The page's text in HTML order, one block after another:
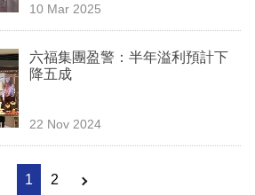
10 Mar 2025
六福集團盈警：半年溢利預計下
降五成
22 Nov 2024
1 2